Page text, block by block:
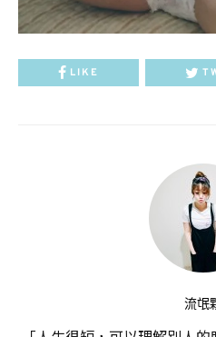
LIKE
流氓